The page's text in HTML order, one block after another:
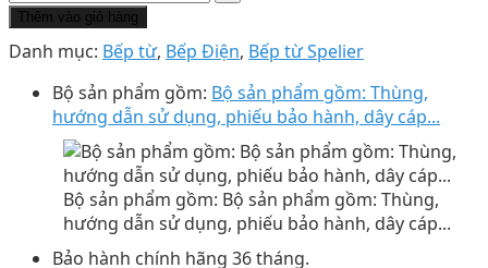
Thêm vào giỏ hàng
Danh mục: Bếp từ, Bếp Điện, Bếp từ Spelier
Bộ sản phẩm gồm: Bộ sản phẩm gồm: Thùng,
hướng dẫn sử dụng, phiếu bảo hành, dây cáp...
Bộ sản phẩm gồm: Bộ sản phẩm gồm: Thùng,
hướng dẫn sử dụng, phiếu bảo hành, dây cáp...
Bảo hành chính hãng 36 tháng.